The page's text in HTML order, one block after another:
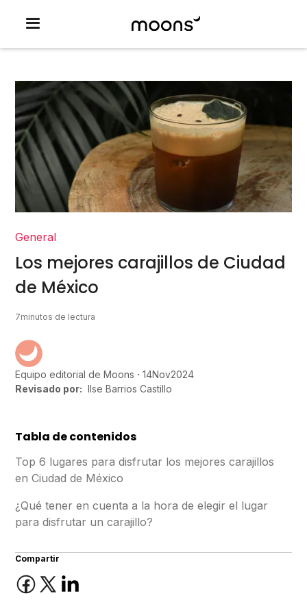
General
Los mejores carajillos de Ciudad
de México
7minutos de lectura
Equipo editorial de Moons 14Nov2024
Revisado por: Ilse Barrios Castillo
Tabla de contenidos
Top 6 lugares para disfrutar los mejores carajillos
en Ciudad de México
¿Qué tener en cuenta a la hora de elegir el lugar
para disfrutar un carajillo?
Compartir